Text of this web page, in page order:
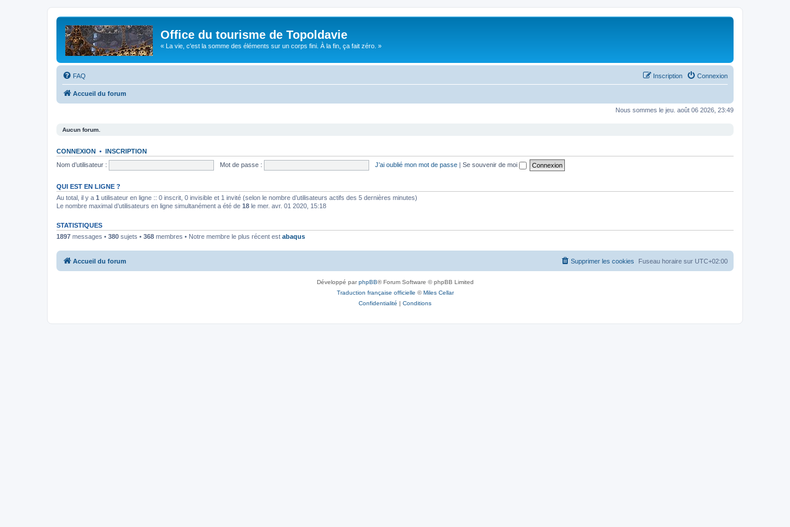
Office du tourisme de Topoldavie
« La vie, c'est la somme des éléments sur un corps fini. À la fin, ça fait zéro. »
FAQ Connexion
Inscription
Accueil du forum
Nous sommes le jeu. août 06 2026, 23:49
Aucun forum.
CONNEXION • INSCRIPTION
Nom d’utilisateur :
Mot de passe : J’ai oublié mon mot de passe | Se souvenir de moi
QUI EST EN LIGNE ?
Au total, il y a 1 utilisateur en ligne :: 0 inscrit, 0 invisible et 1 invité (selon le nombre d’utilisateurs actifs des 5 dernières minutes)
Le nombre maximal d’utilisateurs en ligne simultanément a été de 18 le mer. avr. 01 2020, 15:18
STATISTIQUES
1897 messages • 380 sujets • 368 membres • Notre membre le plus récent est abaqus
Accueil du forum Fuseau horaire sur UTC+02:00
Supprimer les cookies
Développé parphpBB® Forum Software © phpBB Limited
Traduction française officielle ©Miles Cellar
Confidentialité | Conditions